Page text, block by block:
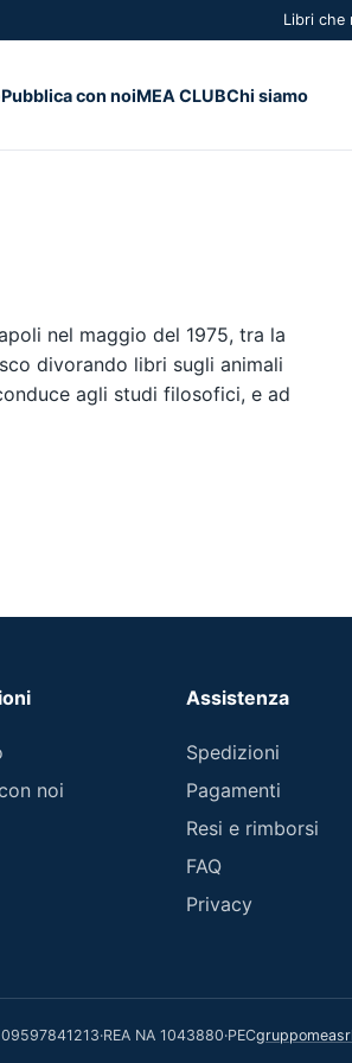
Libri che
Pubblica con noiMEA CLUBChi siamo
nel maggio del 1975, tra la
divorando libri sugli animali
agli studi filosofici, e ad
noi
Assistenza
Spedizioni
Pagamenti
Resi e rimborsi
FAQ
Privacy
09597841213·REA NA 1043880·PEC